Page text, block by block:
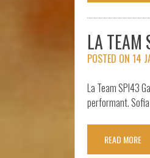
LA TEAM
POSTED ON 14
La Team SPI43
performant.
READ MORE